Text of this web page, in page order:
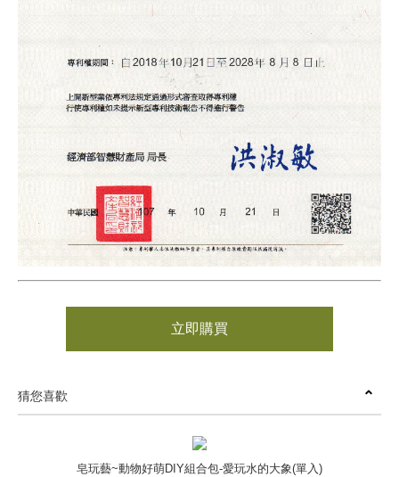
立即購買
猜您喜歡
皂玩藝~動物好萌DIY組合包-愛玩水的大象(單入)